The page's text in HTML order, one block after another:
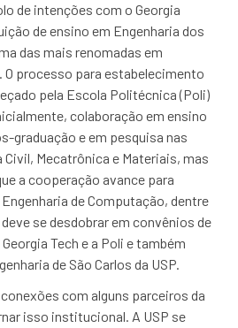
de intenções com o Georgia
de ensino em Engenharia dos
das mais renomadas em
O processo para estabelecimento
pela Escola Politécnica (Poli)
colaboração em ensino
graduação e em pesquisa nas
Civil, Mecatrônica e Materiais, mas
a cooperação avance para
de Computação, dentre
se desdobrar em convênios de
Tech e a Poli e também
de São Carlos da USP.
com alguns parceiros da
isso institucional. A USP se